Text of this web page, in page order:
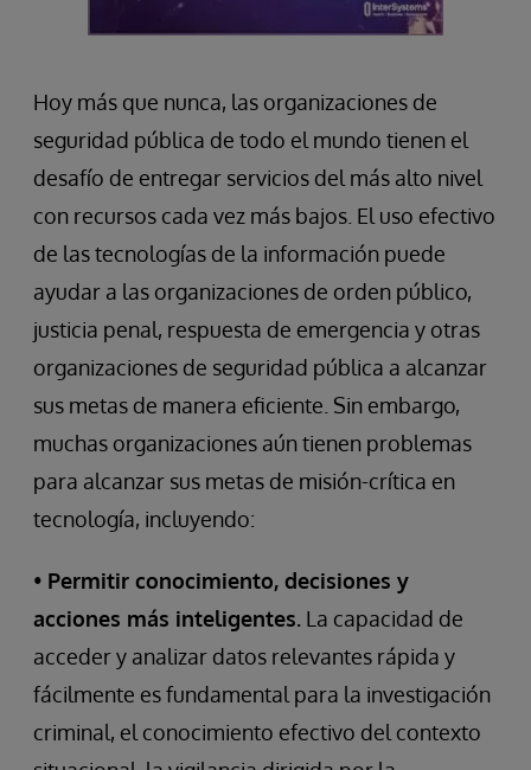
Hoy más que nunca, las organizaciones de
seguridad pública de todo el mundo tienen el
desafío de entregar servicios del más alto nivel
con recursos cada vez más bajos. El uso efectivo
de las tecnologías de la información puede
ayudar a las organizaciones de orden público,
justicia penal, respuesta de emergencia y otras
organizaciones de seguridad pública a alcanzar
sus metas de manera eficiente. Sin embargo,
muchas organizaciones aún tienen problemas
para alcanzar sus metas de misión-crítica en
tecnología, incluyendo:
• Permitir conocimiento, decisiones y
acciones más inteligentes. La capacidad de
acceder y analizar datos relevantes rápida y
fácilmente es fundamental para la investigación
criminal, el conocimiento efectivo del contexto